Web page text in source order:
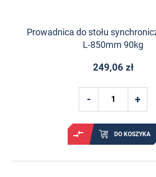
Prowadnica do stołu
L-850mm 90kg
249,06 zł
DO KOSZYKA